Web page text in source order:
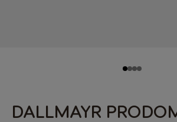
DALLMAYR